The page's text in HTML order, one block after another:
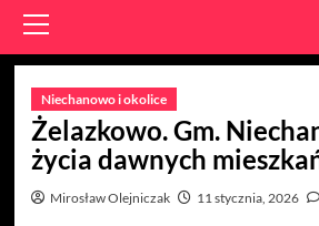
Menu
Niechanowo i okolice
Żelazkowo. Gm.
życia dawnych
Mirosław Olejniczak 11 stycznia, 2026